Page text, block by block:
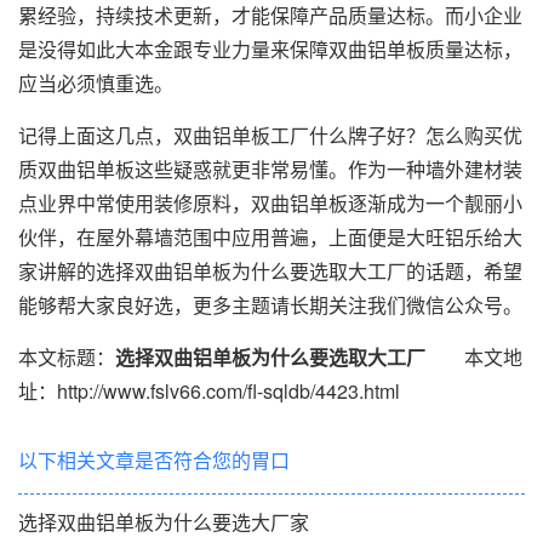
累经验，持续技术更新，才能保障产品质量达标。而小企业
是没得如此大本金跟专业力量来保障双曲铝单板质量达标，
应当必须慎重选。
记得上面这几点，双曲铝单板工厂什么牌子好？怎么购买优
质双曲铝单板这些疑惑就更非常易懂。作为一种墙外建材装
点业界中常使用装修原料，双曲铝单板逐渐成为一个靓丽小
伙伴，在屋外幕墙范围中应用普遍，上面便是大旺铝乐给大
家讲解的选择双曲铝单板为什么要选取大工厂的话题，希望
能够帮大家良好选，更多主题请长期关注我们微信公众号。
本文标题： 选择双曲铝单板为什么要选取大工厂 本文地
址：http://www.fslv66.com/fl-sqldb/4423.html
以下相关文章是否符合您的胃口
选择双曲铝单板为什么要选大厂家